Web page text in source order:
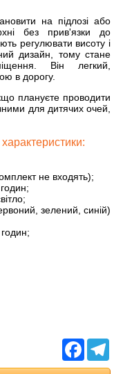
на підлозі або
без прив'язки до
регулювати висоту і
дизайн, тому стане
Він легкий,
в дорогу.
плануєте проводити
для дитячих очей,
не входять);
зелений, синій)